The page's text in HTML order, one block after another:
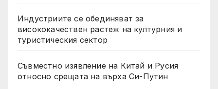
Индустриите се обединяват за
висококачествен растеж на културния и
туристическия сектор
Съвместно изявление на Китай и Русия
относно срещата на върха Си-Путин